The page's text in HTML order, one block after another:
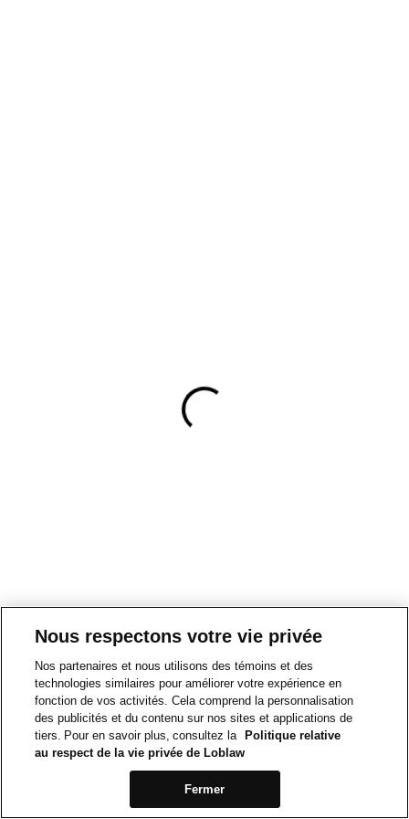
Nous respectons votre vie privée
Nos partenaires et nous utilisons des témoins et des
technologies similaires pour améliorer votre expérience en
fonction de vos activités. Cela comprend la personnalisation
des publicités et du contenu sur nos sites et applications de
tiers. Pour en savoir plus, consultez la
Politique relative
au respect de la vie privée de Loblaw
Fermer